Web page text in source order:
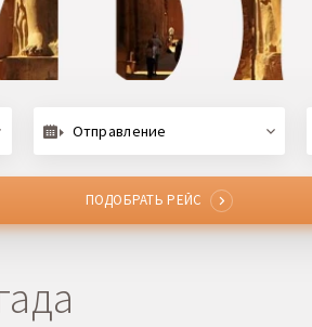
Отправление
ПОДОБРАТЬ РЕЙС